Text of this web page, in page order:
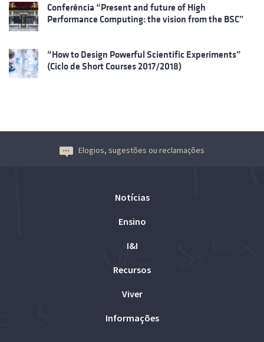
Conferência “Present and future of High
Performance Computing: the vision from the BSC”
“How to Design Powerful Scientific Experiments”
(Ciclo de Short Courses 2017/2018)
Elogios, sugestões ou reclamações
Notícias
Ensino
I&I
Recursos
Viver
Informações